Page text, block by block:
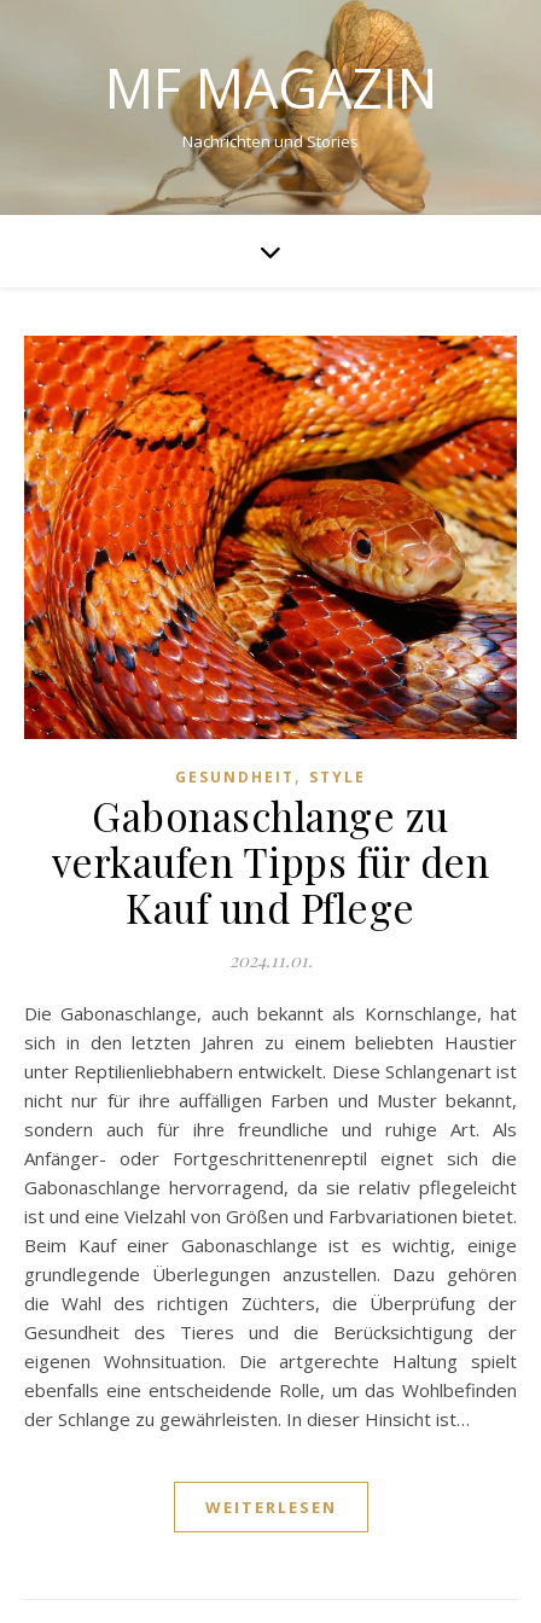
MF MAGAZIN
Nachrichten und Stories
GESUNDHEIT , STYLE
Gabonaschlange zu
verkaufen Tipps für den
Kauf und Pflege
2024.11.01.
Die Gabonaschlange, auch bekannt als Kornschlange, hat
sich in den letzten Jahren zu einem beliebten Haustier
unter Reptilienliebhabern entwickelt. Diese Schlangenart ist
nicht nur für ihre auffälligen Farben und Muster bekannt,
sondern auch für ihre freundliche und ruhige Art. Als
Anfänger- oder Fortgeschrittenenreptil eignet sich die
Gabonaschlange hervorragend, da sie relativ pflegeleicht
ist und eine Vielzahl von Größen und Farbvariationen bietet.
Beim Kauf einer Gabonaschlange ist es wichtig, einige
grundlegende Überlegungen anzustellen. Dazu gehören
die Wahl des richtigen Züchters, die Überprüfung der
Gesundheit des Tieres und die Berücksichtigung der
eigenen Wohnsituation. Die artgerechte Haltung spielt
ebenfalls eine entscheidende Rolle, um das Wohlbefinden
der Schlange zu gewährleisten. In dieser Hinsicht ist…
WEITERLESEN